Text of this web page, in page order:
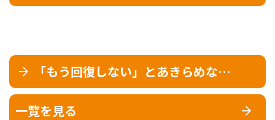
「もう回復しない」とあきらめない
で。脳卒中の上肢リハビリには、ま
だ“可能性”があります
一覧を見る